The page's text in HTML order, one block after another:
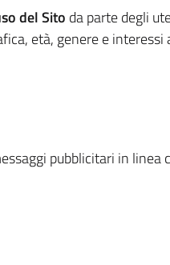
del Sito da parte degli
età, genere e
pubblicitari in